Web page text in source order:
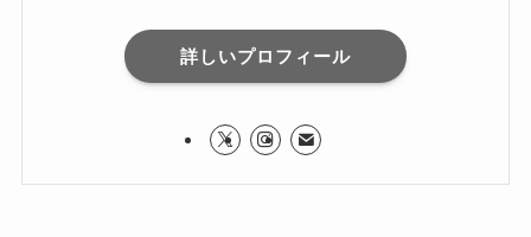
詳しいプロフィール